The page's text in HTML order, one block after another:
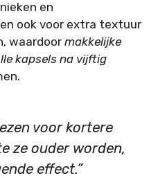
en
ook voor extra textuur
waardoor makkelijke
kapsels na vijftig
voor kortere
ze ouder worden,
effect.”